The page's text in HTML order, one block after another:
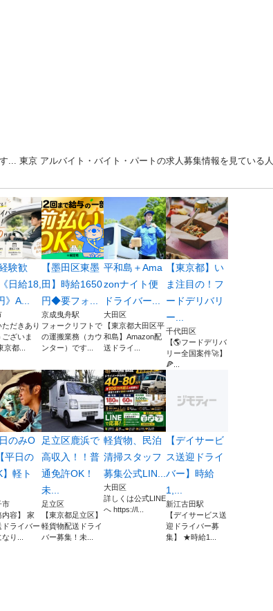
... 東京 アルバイト・バイト・パートの求人募集情報を見ている人
験歓
日給18,
》A...
ただきあり
ざいま
京都...
【墨田区東墨
田】時給1650
円◆要フォ...
京成曳舟駅
フォークリフトで
の運搬業務（カウ
ンター）です...
平和島＋Ama
zonナイト便
ドライバー...
大田区
【東京都大田区平
和島】Amazon配
送ドライ...
【東京都】い
ま注目の！フ
ードデリバリ
ー...
千代田区
【🌎フードデリバ
リー全国案件🚀】
🍕...
日のみO
平日の
軽ト
市
内容】 家
ドライバー
り...
足立区鹿浜で
高収入！！普
通免許OK！
未...
足立区
【東京都足立区】
軽貨物配送ドライ
バー募集！未...
軽貨物、民泊
清掃スタッフ
募集公式LIN...
大田区
詳しくは公式LINE
へ https://l...
【デイサービ
ス送迎ドライ
バー】時給
1,...
新江古田駅
【デイサービス送
迎ドライバー募
集】 ★時給1...